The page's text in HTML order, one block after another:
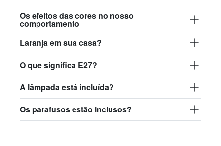
Os efeitos das cores no nosso
comportamento
Laranja em sua casa?
O que significa E27?
A lâmpada está incluída?
Os parafusos estão inclusos?